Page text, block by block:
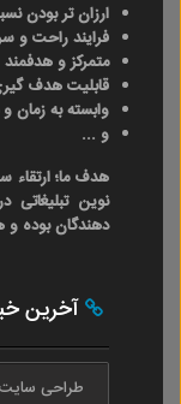
ارزان تر بودن
فرایند راحت و
متمرکز و هدفمند
قابلیت هدف
وابسته به زمان
و ...
هدف ما؛ ارتقاء
نوین
دهندگان بوده
آخرین
طراحی